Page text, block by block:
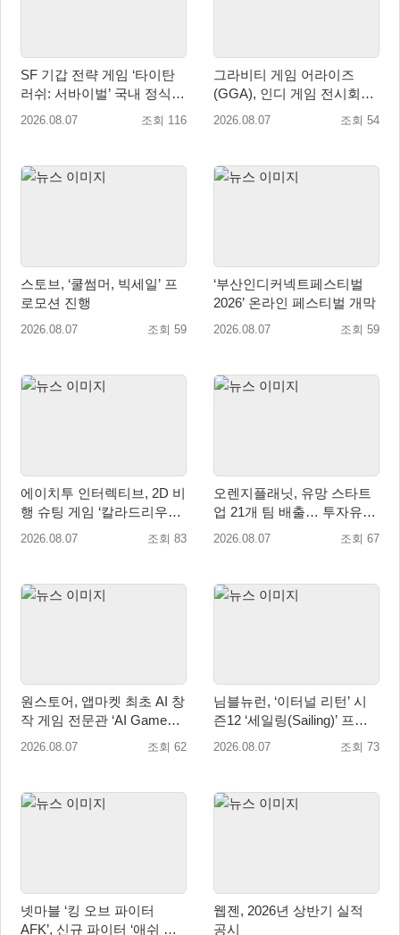
SF 기갑 전략 게임 ‘타이탄
러쉬: 서바이벌’ 국내 정식
출시
2026.08.07 조회 116
그라비티 게임 어라이즈
(GGA), 인디 게임 전시회
‘도쿄 게임 던전 13’ 참가!
2026.08.07 조회 54
스토브, ‘쿨썸머, 빅세일’ 프
로모션 진행
2026.08.07 조회 59
‘부산인디커넥트페스티벌
2026’ 온라인 페스티벌 개막
2026.08.07 조회 59
에이치투 인터렉티브, 2D 비
행 슈팅 게임 ‘칼라드리우스
2/다크 엘레멘트’ 올 겨울 전
2026.08.07 조회 83
오렌지플래닛, 유망 스타트
업 21개 팀 배출… 투자유치∙
매출성장 성과 눈길
2026.08.07 조회 67
원스토어, 앱마켓 최초 AI 창
작 게임 전문관 ‘AI Games’
오픈
2026.08.07 조회 62
님블뉴런, ‘이터널 리턴’ 시
즌12 ‘세일링(Sailing)’ 프리
시즌 시작
2026.08.07 조회 73
넷마블 ‘킹 오브 파이터
AFK’, 신규 파이터 ‘애쉬 크
웹젠, 2026년 상반기 실적
공시